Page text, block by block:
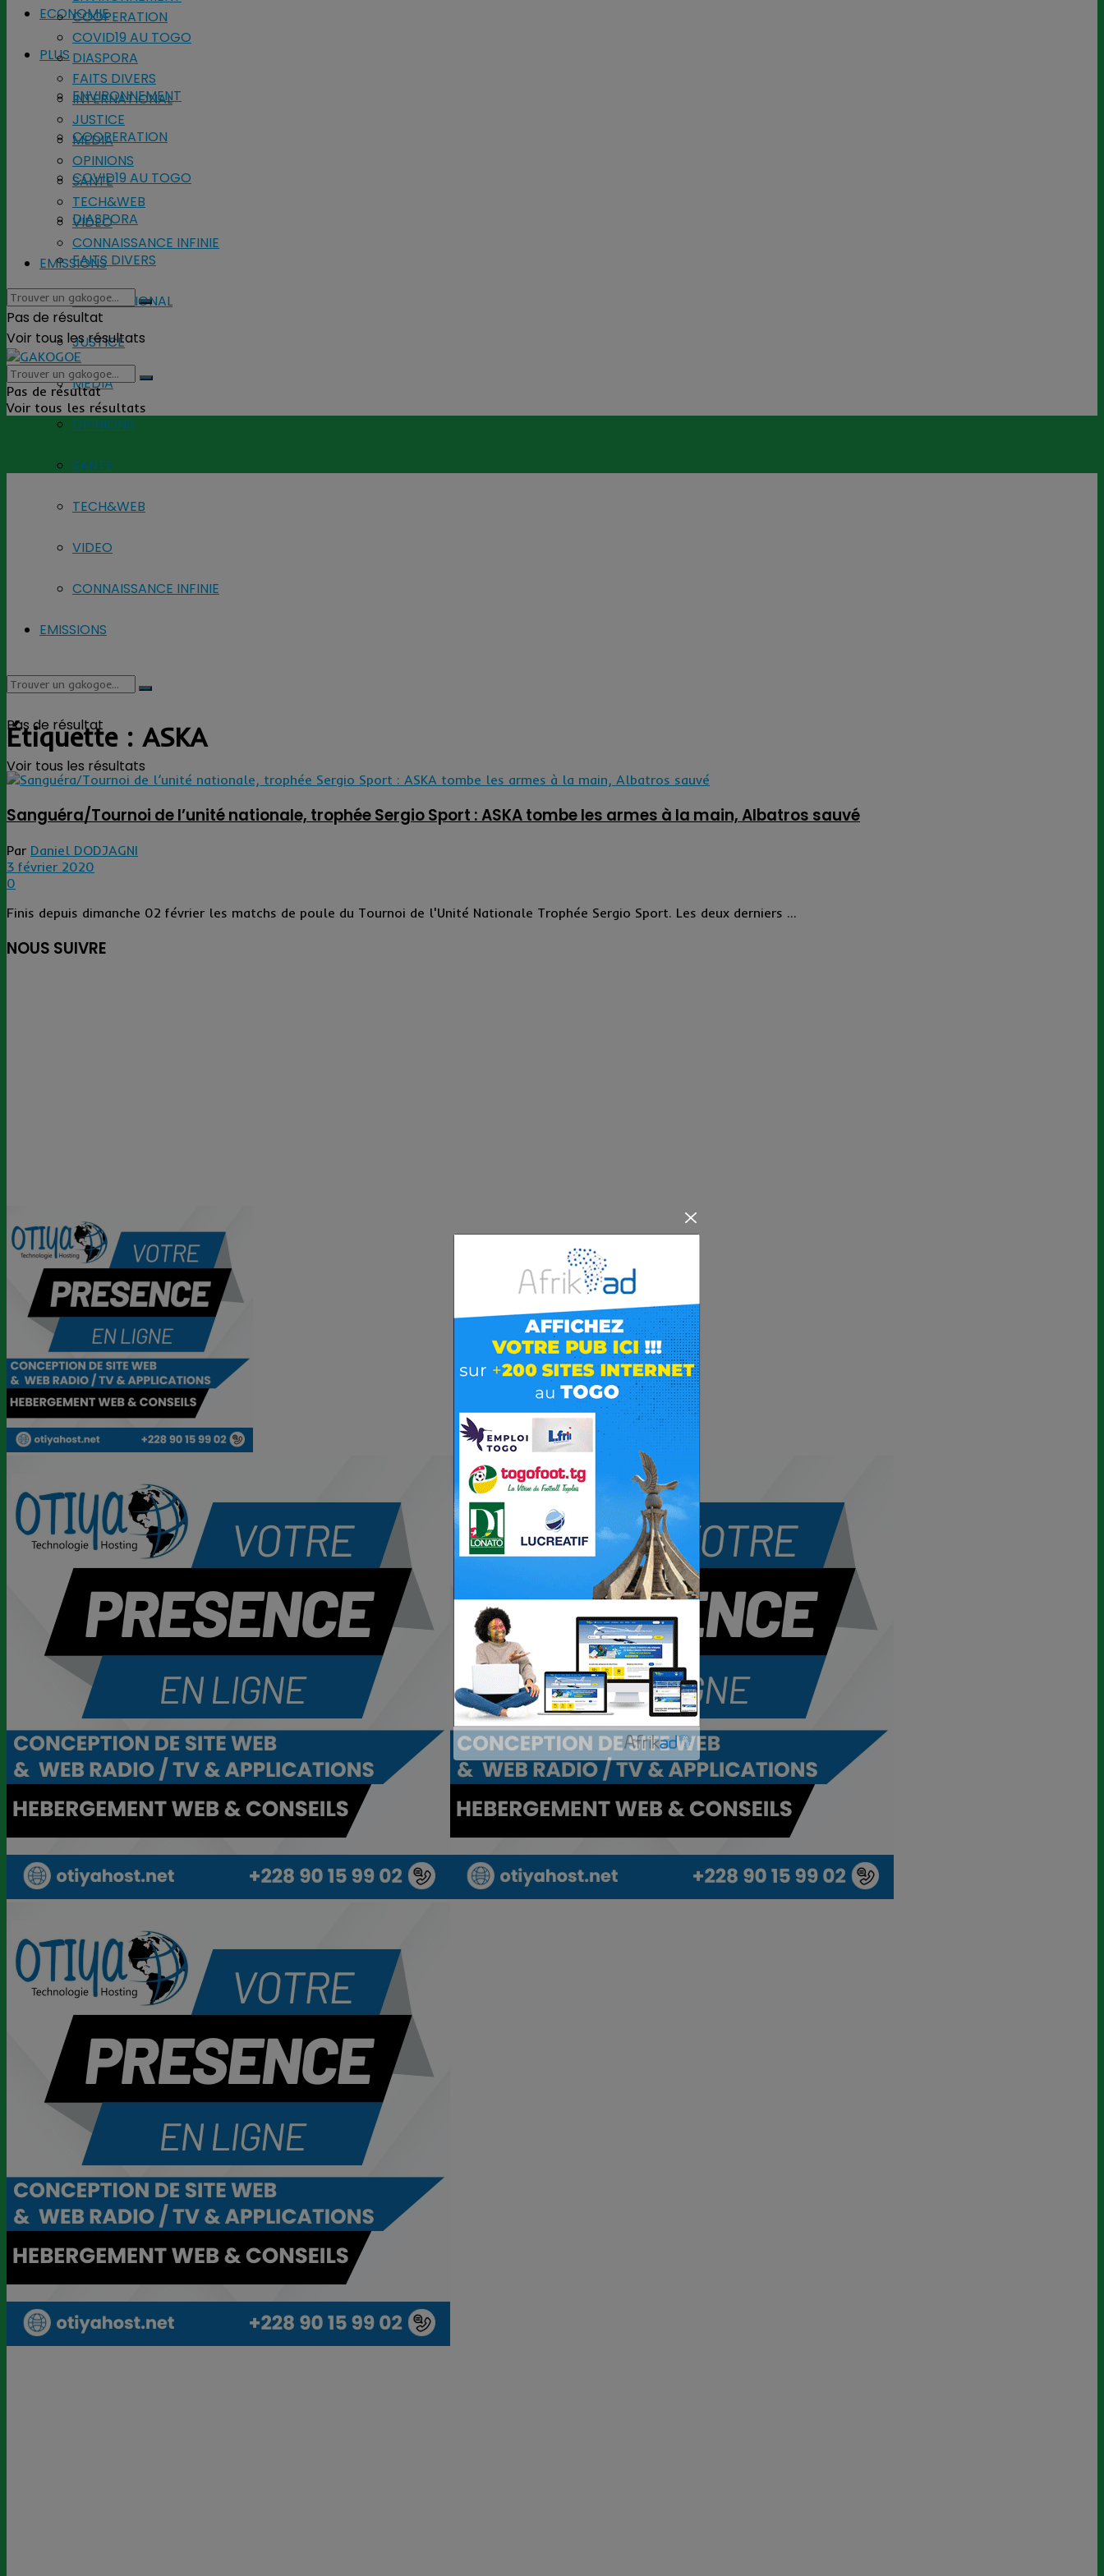
ECONOMIE
PLUS
ENVIRONNEMENT
COOPERATION
COVID19 AU TOGO
DIASPORA
FAITS DIVERS
INTERNATIONAL
JUSTICE
MEDIA
OPINIONS
SANTE
TECH&WEB
VIDEO
CONNAISSANCE INFINIE
EMISSIONS
Pas de résultat
Voir tous les résultats
COOPERATION
COVID19 AU TOGO
DIASPORA
FAITS DIVERS
INTERNATIONAL
JUSTICE
MEDIA
OPINIONS
SANTE
TECH&WEB
VIDEO
CONNAISSANCE INFINIE
EMISSIONS
Pas de résultat
Voir tous les résultats
Pas de résultat
Voir tous les résultats
Étiquette : ASKA
Sanguéra/Tournoi de l’unité nationale, trophée Sergio Sport : ASKA tombe les armes à la main, Albatros sauvé
Par Daniel DODJAGNI
3 février 2020
0
Finis depuis dimanche 02 février les matchs de poule du Tournoi de l'Unité Nationale Trophée Sergio Sport. Les deux derniers ...
NOUS SUIVRE